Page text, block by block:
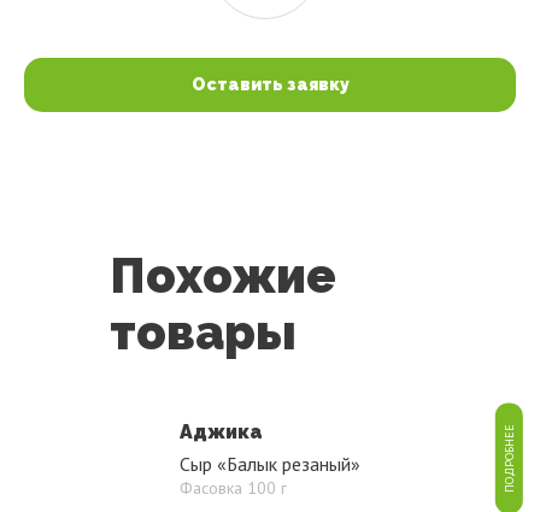
Оставить заявку
Похожие
товары
Аджика
Сыр «Балык резаный»
Фасовка 100 г ПОДРОБНЕЕ